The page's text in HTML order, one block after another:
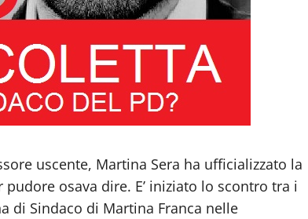
uscente, Martina Sera ha ufficializzato la
osava dire. E’ iniziato lo scontro tra i
di Sindaco di Martina Franca nelle